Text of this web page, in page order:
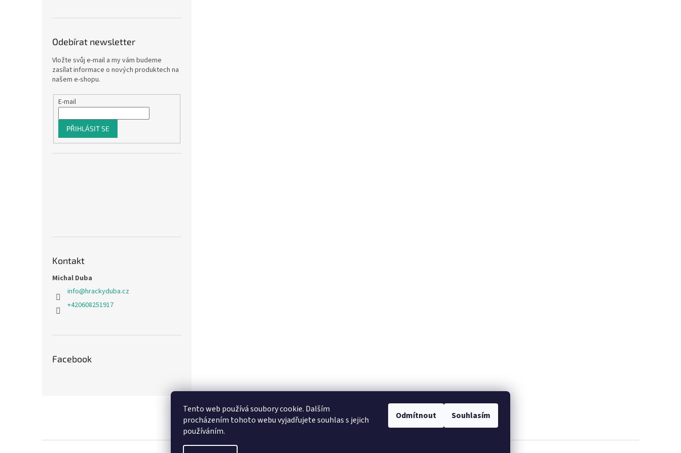
Tento web používá soubory cookie. Dalším
procházením tohoto webu vyjadřujete souhlas s jejich
používáním.
Odmítnout Souhlasím
Odebírat newsletter
Vložte svůj e-mail a my vám budeme
zasílat informace o nových produktech na
našem e-shopu.
E-mail
PŘIHLÁSIT SE
Kontakt
Michal Duba
info@hrackyduba.cz
+420608251917
Facebook
NajduZboží.cz Pricemania.cz - Porovnávání cen